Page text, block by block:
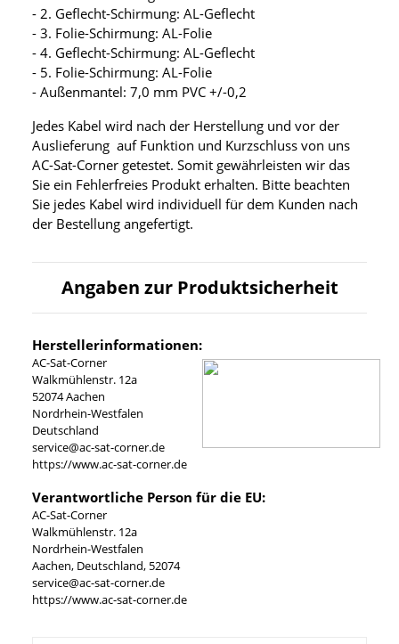
- 2. Geflecht-Schirmung: AL-Geflecht
- 3. Folie-Schirmung: AL-Folie
- 4. Geflecht-Schirmung: AL-Geflecht
- 5. Folie-Schirmung: AL-Folie
- Außenmantel: 7,0 mm PVC +/-0,2
Jedes Kabel wird nach der Herstellung und vor der
Auslieferung auf Funktion und Kurzschluss von uns
AC-Sat-Corner getestet. Somit gewährleisten wir das
Sie ein Fehlerfreies Produkt erhalten. Bitte beachten
Sie jedes Kabel wird individuell für dem Kunden nach
der Bestellung angefertigt.
Angaben zur Produktsicherheit
Herstellerinformationen:
AC-Sat-Corner
Walkmühlenstr. 12a
52074 Aachen
Nordrhein-Westfalen
Deutschland
service@ac-sat-corner.de
https://www.ac-sat-corner.de
Verantwortliche Person für die EU:
AC-Sat-Corner
Walkmühlenstr. 12a
Nordrhein-Westfalen
Aachen, Deutschland, 52074
service@ac-sat-corner.de
https://www.ac-sat-corner.de